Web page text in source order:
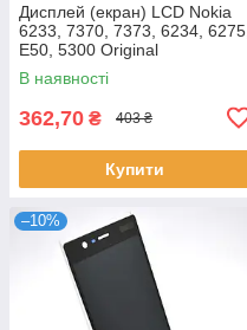
Дисплей (екран) LCD Nokia
6233, 7370, 7373, 6234, 6275,
E50, 5300 Original
В наявності
362,70 ₴ 403 ₴
Купити
–10%